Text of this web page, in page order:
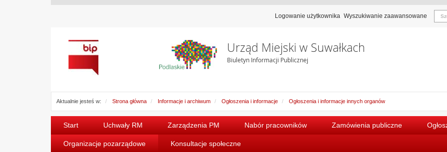
Logowanie użytkownika Wyszukiwanie zaawansowane
Urząd Miejski w Suwałkach
Biuletyn Informacji Publicznej
Aktualnie jesteś w: Strona główna Informacje i archiwum Ogłoszenia i informacje Ogłoszenia i informacje innych organów
Start Uchwały RM Zarządzenia PM Nabór pracowników Zamówienia publiczne
Organizacje pozarządowe Konsultacje społeczne